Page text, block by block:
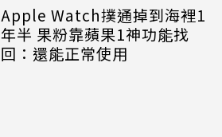
Apple Watch撲通掉到海裡1
年半 果粉靠蘋果1神功能找
回：還能正常使用